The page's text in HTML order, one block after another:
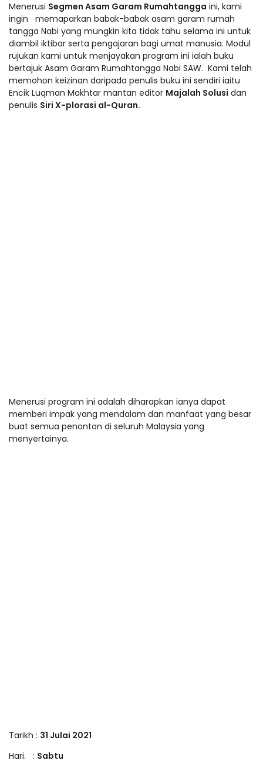
Menerusi Segmen Asam Garam Rumahtangga ini, kami
ingin memaparkan babak-babak asam garam rumah
tangga Nabi yang mungkin kita tidak tahu selama ini untuk
diambil iktibar serta pengajaran bagi umat manusia. Modul
rujukan kami untuk menjayakan program ini ialah buku
bertajuk Asam Garam Rumahtangga Nabi SAW. Kami telah
memohon keizinan daripada penulis buku ini sendiri iaitu
Encik Luqman Makhtar mantan editor Majalah Solusi dan
penulis Siri X-plorasi al-Quran.
Menerusi program ini adalah diharapkan ianya dapat
memberi impak yang mendalam dan manfaat yang besar
buat semua penonton di seluruh Malaysia yang
menyertainya.
Tarikh : 31 Julai 2021
Hari. : Sabtu